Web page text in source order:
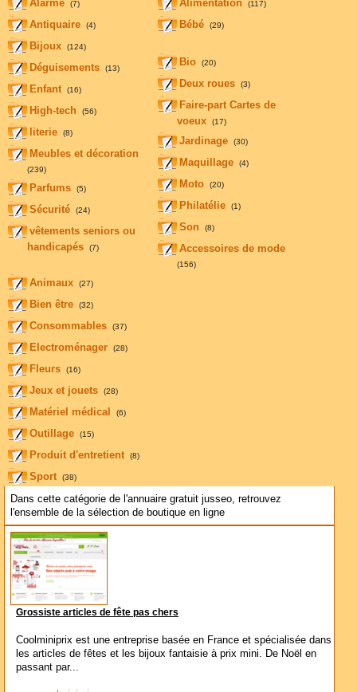
Alarme (7)
Antiquaire (4)
Bijoux (124)
Déguisements (13)
Enfant (16)
High-tech (56)
literie (8)
Meubles et décoration
(239)
Parfums (5)
Sécurité (24)
vêtements seniors ou
handicapés
(7)
Alimentation (117)
Bébé (29)
Bio (20)
Deux roues (3)
Faire-part Cartes de
voeux
(17)
Jardinage (30)
Maquillage (4)
Moto (20)
Philatélie (1)
Son (8)
Accessoires de mode
(156)
Animaux (27)
Bien être (32)
Consommables (37)
Electroménager (28)
Fleurs (16)
Jeux et jouets (28)
Matériel médical (6)
Outillage (15)
Produit d'entretient (8)
Sport (38)
Dans cette catégorie de l'annuaire gratuit jusseo, retrouvez
l'ensemble de la sélection de boutique en ligne
Grossiste articles de fête pas chers
Coolminiprix est une entreprise basée en France et spécialisée dans
les articles de fêtes et les bijoux fantaisie à prix mini. De Noël en
passant par...